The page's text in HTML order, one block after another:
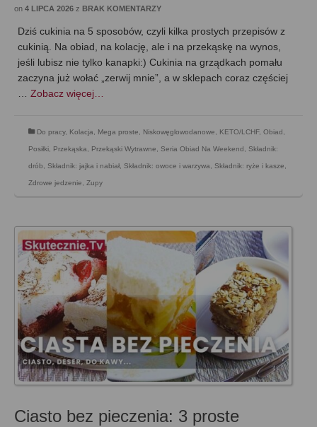
on 4 LIPCA 2026 z BRAK KOMENTARZY
Dziś cukinia na 5 sposobów, czyli kilka prostych przepisów z
cukinią. Na obiad, na kolację, ale i na przekąskę na wynos,
jeśli lubisz nie tylko kanapki:) Cukinia na grządkach pomału
zaczyna już wołać „zerwij mnie”, a w sklepach coraz częściej
Zobacz więcej…
Do pracy, Kolacja Mega proste Niskowęglowodanowe, KETO/LCHF, Obiad
Posiłki Przekąska Przekąski Wytrawne Seria Obiad Na Weekend Składnik:
drób Składnik: jajka i nabiał Składnik: owoce i warzywa Składnik: ryże i kasze
Zdrowe jedzenie Zupy
Ciasto bez pieczenia: 3 proste